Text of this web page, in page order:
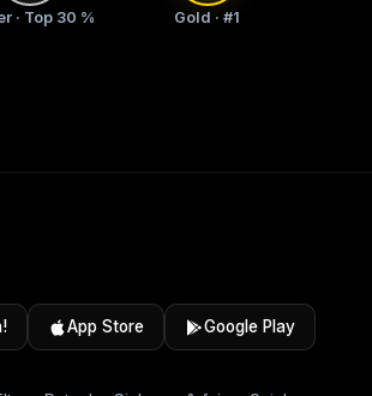
· Top 30 % Gold · #1
App Store Google Play